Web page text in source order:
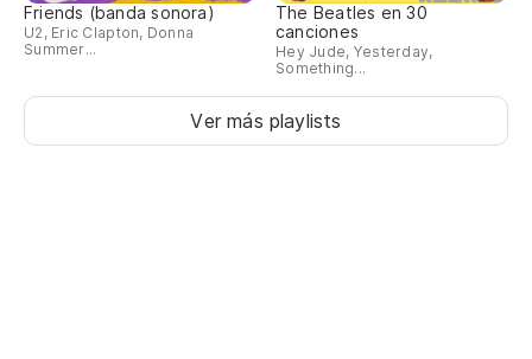
Friends (banda sonora)
U2, Eric Clapton, Donna
Summer...
The Beatles en 30
canciones
Hey Jude, Yesterday,
Something...
Ver más playlists